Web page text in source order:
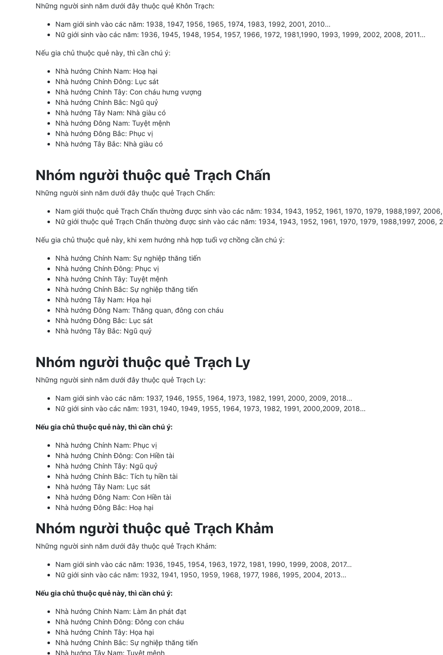
Những người sinh năm dưới đây thuộc quẻ Khôn Trạch:
Nam giới sinh vào các năm: 1938, 1947, 1956, 1965, 1974, 1983, 1992, 2001, 2010…
Nữ giới sinh vào các năm: 1936, 1945, 1948, 1954, 1957, 1966, 1972, 1981,1990, 1993, 1999, 2002, 2008, 2011…
Nếu gia chủ thuộc quẻ này, thì cần chú ý:
Nhà hướng Chính Nam: Hoạ hại
Nhà hướng Chính Đông: Lục sát
Nhà hướng Chính Tây: Con cháu hưng vượng
Nhà hướng Chính Bắc: Ngũ quỷ
Nhà hướng Tây Nam: Nhà giàu có
Nhà hướng Đông Nam: Tuyệt mệnh
Nhà hướng Đông Bắc: Phục vị
Nhà hướng Tây Bắc: Nhà giàu có
Nhóm người thuộc quẻ Trạch Chấn
Những người sinh năm dưới đây thuộc quẻ Trạch Chấn:
Nam giới thuộc quẻ Trạch Chấn thường được sinh vào các năm: 1934, 1943, 1952, 1961, 1970, 1979, 1988,1997,
Nữ giới thuộc quẻ Trạch Chấn thường được sinh vào các năm: 1934, 1943, 1952, 1961, 1970, 1979, 1988,1997, 2006,
Nếu gia chủ thuộc quẻ này, khi xem hướng nhà hợp tuổi vợ chồng cần chú ý:
Nhà hướng Chính Nam: Sự nghiệp thăng tiến
Nhà hướng Chính Đông: Phục vị
Nhà hướng Chính Tây: Tuyệt mệnh
Nhà hướng Chính Bắc: Sự nghiệp thăng tiến
Nhà hướng Tây Nam: Họa hại
Nhà hướng Đông Nam: Thăng quan, đông con cháu
Nhà hướng Đông Bắc: Lục sát
Nhà hướng Tây Bắc: Ngũ quỷ
Nhóm người thuộc quẻ Trạch Ly
Những người sinh năm dưới đây thuộc quẻ Trạch Ly:
Nam giới sinh vào các năm: 1937, 1946, 1955, 1964, 1973, 1982, 1991, 2000, 2009, 2018…
Nữ giới sinh vào các năm: 1931, 1940, 1949, 1955, 1964, 1973, 1982, 1991, 2000,2009, 2018…
Nếu gia chủ thuộc quẻ này, thì cần chú ý:
Nhà hướng Chính Nam: Phục vị
Nhà hướng Chính Đông: Con Hiền tài
Nhà hướng Chính Tây: Ngũ quỷ
Nhà hướng Chính Bắc: Tích tụ hiền tài
Nhà hướng Tây Nam: Lục sát
Nhà hướng Đông Nam: Con Hiền tài
Nhà hướng Đông Bắc: Hoạ hại
Nhóm người thuộc quẻ Trạch Khảm
Những người sinh năm dưới đây thuộc quẻ Trạch Khảm:
Nam giới sinh vào các năm: 1936, 1945, 1954, 1963, 1972, 1981, 1990, 1999, 2008, 2017…
Nữ giới sinh vào các năm: 1932, 1941, 1950, 1959, 1968, 1977, 1986, 1995, 2004, 2013…
Nếu gia chủ thuộc quẻ này, thì cần chú ý:
Nhà hướng Chính Nam: Làm ăn phát đạt
Nhà hướng Chính Đông: Đông con cháu
Nhà hướng Chính Tây: Họa hại
Nhà hướng Chính Bắc: Sự nghiệp thăng tiến
Nhà hướng Tây Nam: Tuyệt mệnh